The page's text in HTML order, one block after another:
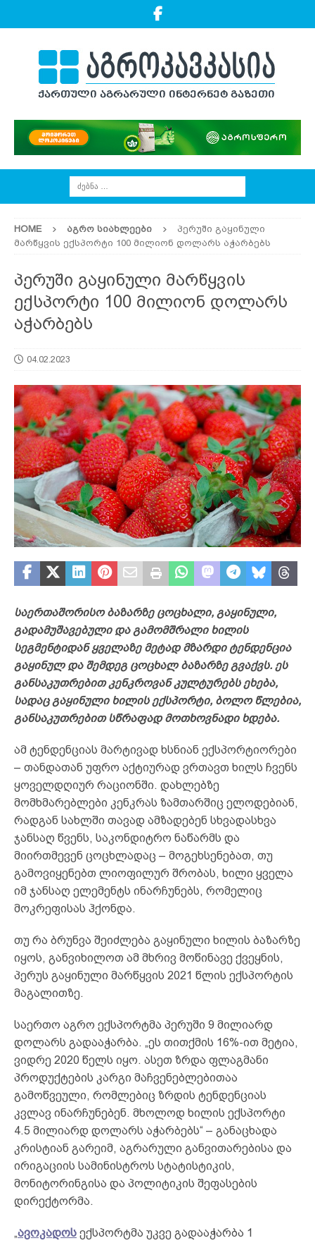
HOME ᲐᲒᲠᲝ ᲡᲘᲐᲮᲚᲔᲔᲑᲘ
პერუში გაყინული
მარწყვის ექსპორტი 100 მილიონ დოლარს აჭარბებს
პერუში გაყინული მარწყვის
ექსპორტი 100 მილიონ დოლარს
აჭარბებს
04.02.2023
საერთაშორისო ბაზარზე ცოცხალი, გაყინული,
გადამუშავებული და გამომშრალი ხილის
სეგმენტიდან ყველაზე მეტად მზარდი ტენდენცია
გაყინულ და შემდეგ ცოცხალ ბაზარზე გვაქვს. ეს
განსაკუთრებით კენკროვან კულტურებს ეხება,
სადაც გაყინული ხილის ექსპორტი, ბოლო წლებია,
განსაკუთრებით სწრაფად მოთხოვნადი ხდება.
ამ ტენდენციას მარტივად ხსნიან ექსპორტიორები
– თანდათან უფრო აქტიურად ვრთავთ ხილს ჩვენს
ყოველდღიურ რაციონში. დახლებზე
მომხმარებლები კენკრას ზამთარშიც ელოდებიან,
რადგან სახლში თავად ამზადებენ სხვადასხვა
ჯანსაღ წვენს, საკონდიტრო ნაწარმს და
მიირთმევენ ცოცხლადაც – მოგეხსენებათ, თუ
გამოვიყენებთ ლიოფილურ შრობას, ხილი ყველა
იმ ჯანსაღ ელემენტს ინარჩუნებს, რომელიც
მოკრეფისას ჰქონდა.
თუ რა ბრუნვა შეიძლება გაყინული ხილის ბაზარზე
იყოს, განვიხილოთ ამ მხრივ მოწინავე ქვეყნის,
პერუს გაყინული მარწყვის 2021 წლის ექსპორტის
მაგალითზე.
საერთო აგრო ექსპორტმა პერუში 9 მილიარდ
დოლარს გადააჭარბა. „ეს თითქმის 16%-ით მეტია,
ვიდრე 2020 წელს იყო. ასეთ ზრდა ფლაგმანი
პროდუქტების კარგი მაჩვენებლებითაა
გამოწვეული, რომლებიც ზრდის ტენდენციას
კვლავ ინარჩუნებენ. მხოლოდ ხილის ექსპორტი
4.5 მილიარდ დოლარს აჭარბებს“ – განაცხადა
კრისტიან გარეიმ, აგრარული განვითარებისა და
ირიგაციის სამინისტროს სტატისტიკის,
მონიტორინგისა და პოლიტიკის შეფასების
დირექტორმა.
„ავოკადოს ექსპორტმა უკვე გადააჭარბა 1